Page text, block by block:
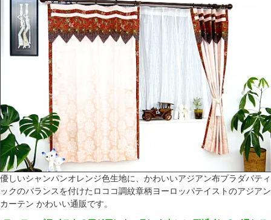
優しいシャンパンオレンジ色生地に、かわいいアジアン布プラダバティ
ックのバランスを付けたロココ調紋章柄ヨーロッパテイストのアジアン
カーテン かわいい通販です。